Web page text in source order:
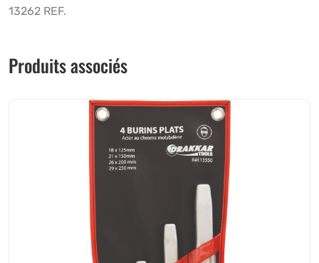
13262 REF.
Produits associés